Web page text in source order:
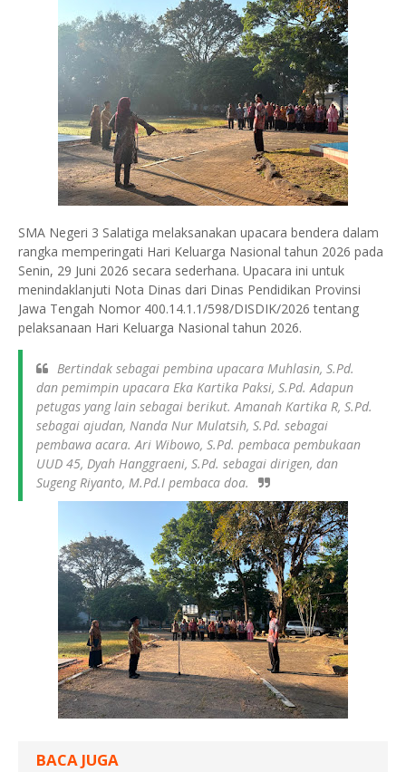
SMA Negeri 3 Salatiga melaksanakan upacara bendera dalam
rangka memperingati Hari Keluarga Nasional tahun 2026 pada
Senin, 29 Juni 2026 secara sederhana. Upacara ini untuk
menindaklanjuti Nota Dinas dari Dinas Pendidikan Provinsi
Jawa Tengah Nomor 400.14.1.1/598/DISDIK/2026 tentang
pelaksanaan Hari Keluarga Nasional tahun 2026.
Bertindak sebagai pembina upacara Muhlasin, S.Pd.
dan pemimpin upacara Eka Kartika Paksi, S.Pd. Adapun
petugas yang lain sebagai berikut. Amanah Kartika R, S.Pd.
sebagai ajudan, Nanda Nur Mulatsih, S.Pd. sebagai
pembawa acara. Ari Wibowo, S.Pd. pembaca pembukaan
UUD 45, Dyah Hanggraeni, S.Pd. sebagai dirigen, dan
Sugeng Riyanto, M.Pd.I pembaca doa.
BACA JUGA